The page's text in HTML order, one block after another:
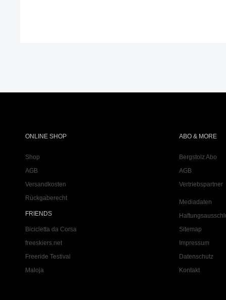
ONLINE SHOP
Shop
AGB
Versandkosten
Rückgaberecht
FRIENDS
Bicicletta da Corsa
freeskiers.net
Freeride Testival
Maloja
ABO & MORE
Bergstolz Abo
AGB
Vertriebspartner
Mediadaten
Sitemap
Impressum
Datenschutz
Kontakt